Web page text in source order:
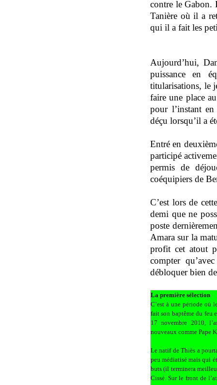
contre le Gabon.
Tanière où il a
qui il a fait les
Aujourd’hui,
puissance en
titularisations, le
faire une place
pour l’instant
déçu lorsqu’il a
Entré en
participé
permis de
coéquipiers de
C’est lors de
demi que ne
poste
Amara sur la
profit cet atout
compter
débloquer bien
La première sélection
C’est à une période où
fait son baptême du feu
17 novembre 2010,
nouveaux comme Pape
Le natif de Thiès a
peu médiatisé mais qui
buts (il terminera
Cissé. Sur le front de